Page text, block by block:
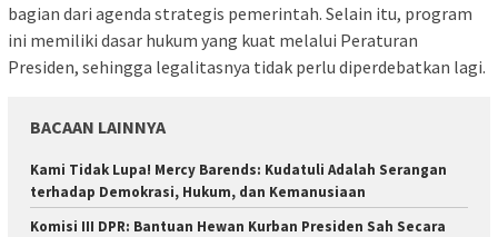
bagian dari agenda strategis pemerintah. Selain itu, program
ini memiliki dasar hukum yang kuat melalui Peraturan
Presiden, sehingga legalitasnya tidak perlu diperdebatkan lagi.
BACAAN LAINNYA
Kami Tidak Lupa! Mercy Barends: Kudatuli Adalah Serangan
terhadap Demokrasi, Hukum, dan Kemanusiaan
Komisi III DPR: Bantuan Hewan Kurban Presiden Sah Secara